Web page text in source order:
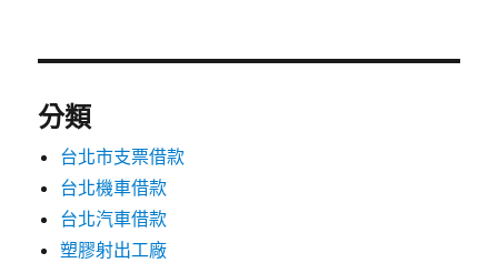
分類
台北市支票借款
台北機車借款
台北汽車借款
塑膠射出工廠